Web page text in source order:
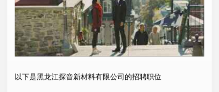
以下是黑龙江探音新材料有限公司的招聘职位